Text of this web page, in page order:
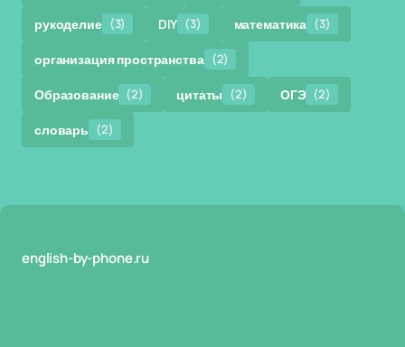
рукоделие (3) DIY (3) математика (3)
организация пространства (2)
Образование (2) цитаты (2) ОГЭ (2)
словарь (2)
english-by-phone.ru